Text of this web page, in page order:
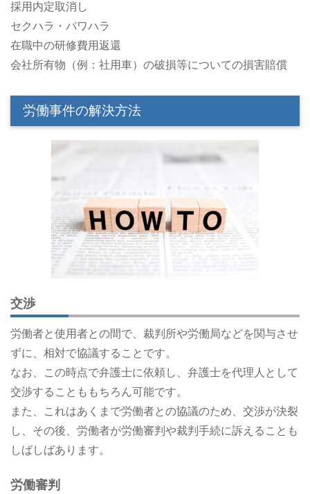
採用内定取消し
セクハラ・パワハラ
在職中の研修費用返還
会社所有物（例：社用車）の破損等についての損害賠償
労働事件の解決方法
交渉
労働者と使用者との間で、裁判所や労働局などを関与させ
ずに、相対で協議することです。
なお、この時点で弁護士に依頼し、弁護士を代理人として
交渉することももちろん可能です。
また、これはあくまで労働者との協議のため、交渉が決裂
し、その後、労働者が労働審判や裁判手続に訴えることも
しばしばあります。
労働審判